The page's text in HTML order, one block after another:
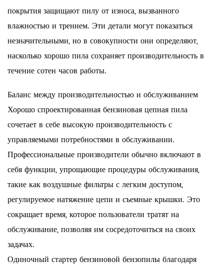
покрытия защищают пилу от износа, вызванного
влажностью и трением. Эти детали могут показаться
незначительными, но в совокупности они определяют,
насколько хорошо пила сохраняет производительность в
течение сотен часов работы.
Баланс между производительностью и обслуживанием
Хорошо спроектированная бензиновая цепная пила
сочетает в себе высокую производительность с
управляемыми потребностями в обслуживании.
Профессиональные производители обычно включают в
себя функции, упрощающие процедуры обслуживания,
такие как воздушные фильтры с легким доступом,
регулируемое натяжение цепи и съемные крышки. Это
сокращает время, которое пользователи тратят на
обслуживание, позволяя им сосредоточиться на своих
задачах.
Одиночный стартер бензиновой бензопилы благодаря